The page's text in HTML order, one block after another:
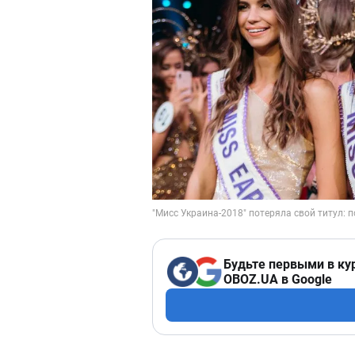
Будьте первыми в
OBOZ.UA в Google